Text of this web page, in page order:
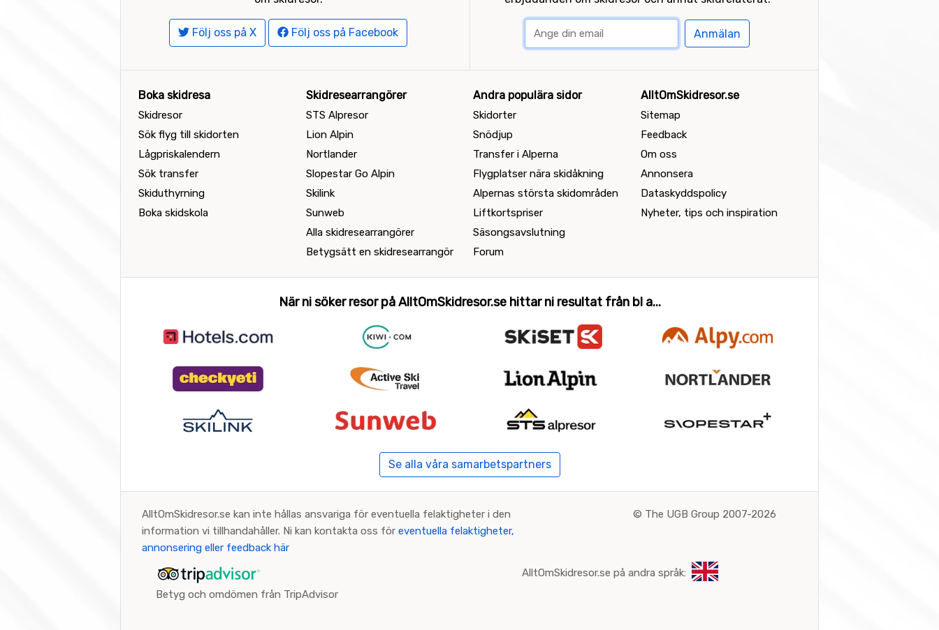
Följ oss på X Följ oss på Facebook Anmälan
Boka skidresa
Skidresor
Sök flyg till skidorten
Lågpriskalendern
Sök transfer
Skiduthyrning
Boka skidskola
Skidresearrangörer
STS Alpresor
Lion Alpin
Nortlander
Slopestar Go Alpin
Skilink
Sunweb
Alla skidresearrangörer
Betygsätt en skidresearrangör
Andra populära sidor
Skidorter
Snödjup
Transfer i Alperna
Flygplatser nära skidåkning
Alpernas största skidområden
Liftkortspriser
Säsongsavslutning
Forum
AlltOmSkidresor.se
Sitemap
Feedback
Om oss
Annonsera
Dataskyddspolicy
Nyheter, tips och inspiration
När ni söker resor på AlltOmSkidresor.se hittar ni resultat från bl a...
Se alla våra samarbetspartners
AlltOmSkidresor.se kan inte hållas ansvariga för eventuella felaktigheter i den
information vi tillhandahåller. Ni kan kontakta oss för eventuella felaktigheter,
annonsering eller feedback här
© The UGB Group 2007-2026
Betyg och omdömen från TripAdvisor
AlltOmSkidresor.se på andra språk: